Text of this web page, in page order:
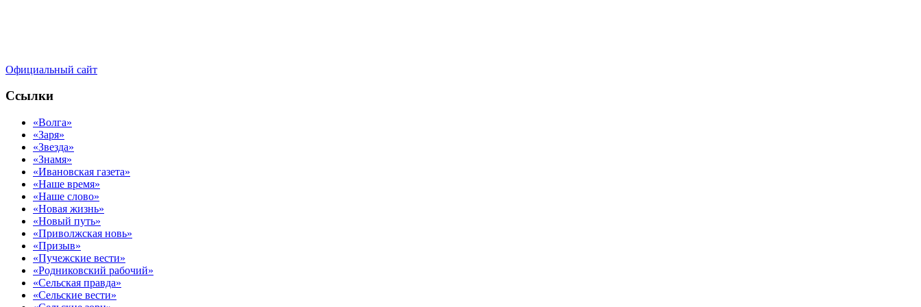
Официальный сайт
Ссылки
«Волга»
«Заря»
«Звезда»
«Знамя»
«Ивановская газета»
«Наше время»
«Наше слово»
«Новая жизнь»
«Новый путь»
«Приволжская новь»
«Призыв»
«Пучежские вести»
«Родниковский рабочий»
«Сельская правда»
«Сельские вести»